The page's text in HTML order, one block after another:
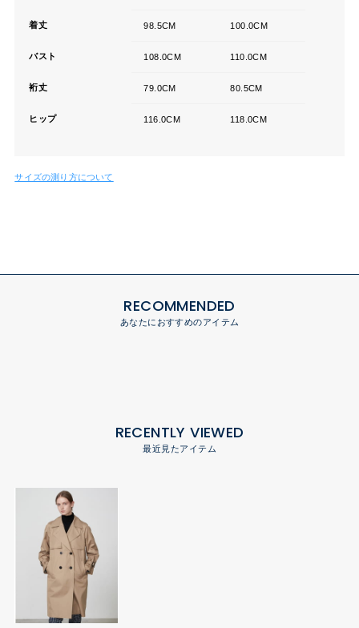
着丈 98.5CM 100.0CM
バスト 108.0CM 110.0CM
裄丈 79.0CM 80.5CM
ヒップ 116.0CM 118.0CM
サイズの測り方について
RECOMMENDED
あなたにおすすめのアイテム
RECENTLY VIEWED
最近見たアイテム